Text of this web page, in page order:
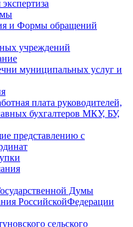
и Формы обращений
учреждений
муниципальных услуг и
плата руководителей,
бухгалтеров МКУ, БУ,
представлению с
Думы
РоссийскойФедерации
сельского